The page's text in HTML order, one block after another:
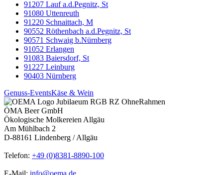
91207 Lauf a.d.Pegnitz, St
91080 Uttenreuth
91220 Schnaittach, M
90552 Röthenbach a.d.Pegnitz, St
90571 Schwaig b.Nürnberg
91052 Erlangen
91083 Baiersdorf, St
91227 Leinburg
90403 Nürnberg
Genuss-EventsKäse & Wein
ÖMA Beer GmbH
Ökologische Molkereien Allgäu
Am Mühlbach 2
D-88161 Lindenberg / Allgäu
Telefon: +49 (0)8381-8890-100